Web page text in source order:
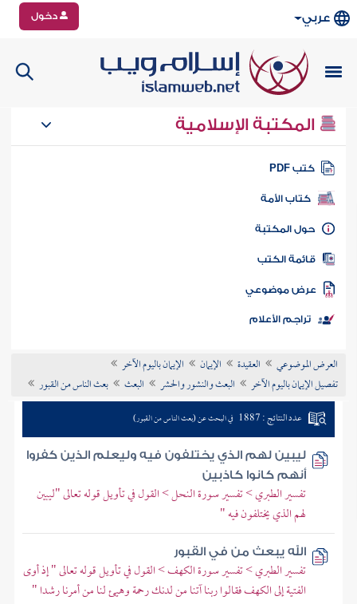
عربي دخول
المكتبة الإسلامية
كتب PDF
كتاب الأمة
المكتبة
الكتب
موضوعي
تراجم الأعلام
العرض الموضوعي العقيدة الإيمان
الإيمان باليوم الآخر
تفصيل الإيمان باليوم الآخر
البعث والنشور والحشر البعث بعث الناس من القبور
عدد النتائج : 1887 في البحث عن (بعث الناس من القبور)
ليبين لهم الذي يختلفون فيه وليعلم الذين كفروا
أنهم كانوا كاذبين
تفسير الطبري > تفسير سورة النحل > القول في تأويل قوله تعالى "ليبين
لهم الذي يختلفون فيه "
الله يبعث من في القبور
تفسير الطبري > تفسير سورة الكهف > القول في تأويل قوله تعالى " إذ أوى
الفتية إلى الكهف فقالوا ربنا آتنا من لدنك رحمة وهيئ لنا من أمرنا رشدا "